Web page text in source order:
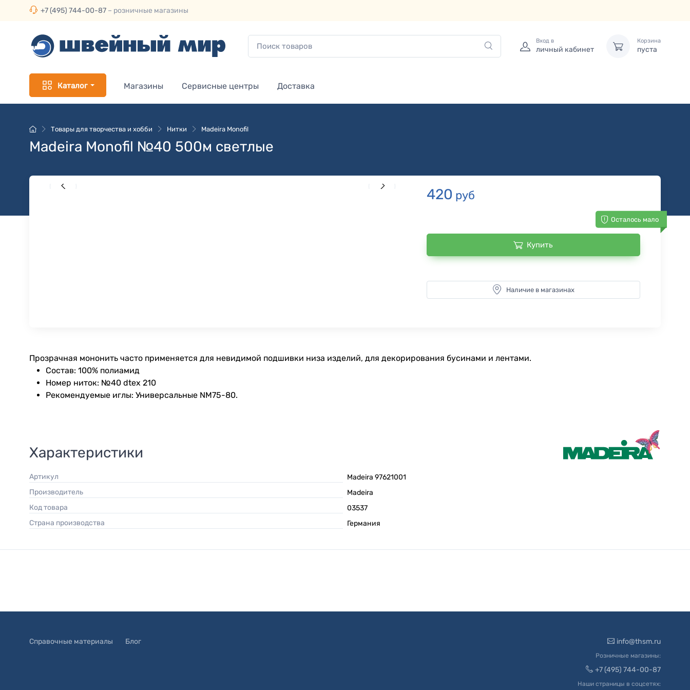
+7 (495) 744-00-87 – розничные магазины
Вход в
личный кабинет
Корзина
пуста
Каталог Магазины Сервисные центры Доставка
Товары для творчества и хобби Нитки Madeira Monofil
Madeira Monofil №40 500м светлые
420 руб
Осталось мало
Купить
Наличие в магазинах
Прозрачная мононить часто применяется для невидимой подшивки низа изделий, для декорирования бусинами и лентами.
Состав: 100% полиамид
Номер ниток: №40 dtex 210
Рекомендуемые иглы: Универсальные NM75-80.
Характеристики
Артикул
Madeira 97621001
Производитель
Madeira
Код товара
03537
Страна производства
Германия
Справочные материалы Блог info@thsm.ru
Розничные магазины:
+7 (495) 744-00-87
Наши страницы в соцсетях: